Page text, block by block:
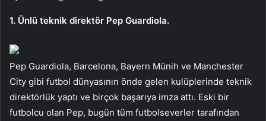
1. Ünlü teknik direktör Pep Guardiola.
Pep Guardiola, Barcelona, ​​​​Bayern Münih ve Manchester
City gibi futbol dünyasının önde gelen kulüplerinde teknik
direktörlük yaptı ve birçok başarıya imza attı. Eski bir
futbolcu olan Pep, bugün tüm futbolseverler tarafından